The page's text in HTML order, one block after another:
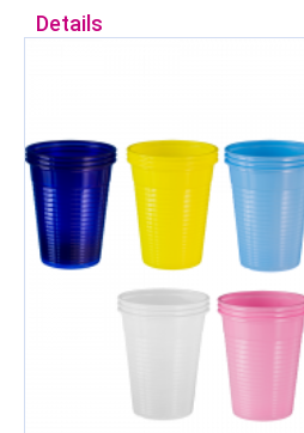
Details